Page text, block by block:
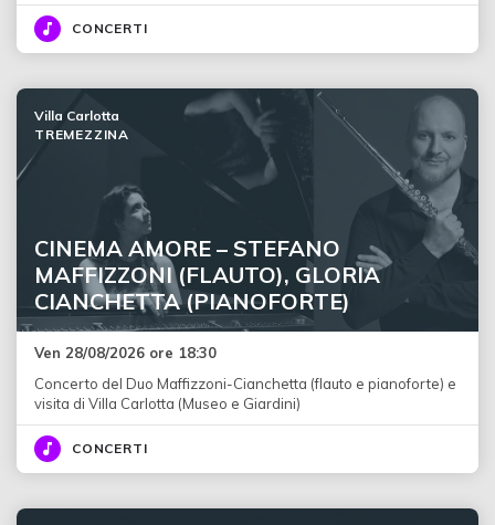
CONCERTI
CINEMA AMORE – STEFANO
MAFFIZZONI (FLAUTO), GLORIA
CIANCHETTA (PIANOFORTE)
Villa Carlotta
TREMEZZINA
Ven 28/08/2026 ore 18:30
Concerto del Duo Maffizzoni-Cianchetta (flauto e pianoforte) e
visita di Villa Carlotta (Museo e Giardini)
CONCERTI